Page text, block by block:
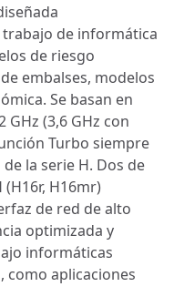
de informática
de riesgo
embalses, modelos
Se basan en
GHz (3,6 GHz con
Turbo siempre
la serie H. Dos de
H16mr)
de red de alto
optimizada y
informáticas
como aplicaciones